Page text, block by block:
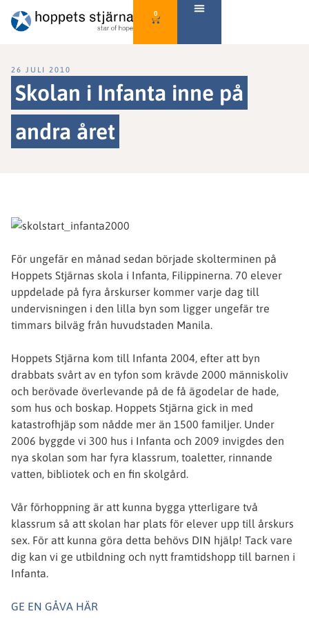
0
26 JULI 2010
Skolan i Infanta inne på
andra året
För ungefär en månad sedan började skolterminen på
Hoppets Stjärnas skola i Infanta, Filippinerna. 70 elever
uppdelade på fyra årskurser kommer varje dag till
undervisningen i den lilla byn som ligger ungefär tre
timmars bilväg från huvudstaden Manila.
Hoppets Stjärna kom till Infanta 2004, efter att byn
drabbats svårt av en tyfon som krävde 2000 människoliv
och berövade överlevande på de få ägodelar de hade,
som hus och boskap. Hoppets Stjärna gick in med
katastrofhjäp som nådde mer än 1500 familjer. Under
2006 byggde vi 300 hus i Infanta och 2009 invigdes den
nya skolan som har fyra klassrum, toaletter, rinnande
vatten, bibliotek och en fin skolgård.
Vår förhoppning är att kunna bygga ytterligare två
klassrum så att skolan har plats för elever upp till årskurs
sex. För att kunna göra detta behövs DIN hjälp! Tack vare
dig kan vi ge utbildning och nytt framtidshopp till barnen i
Infanta.
GE EN GÅVA HÄR